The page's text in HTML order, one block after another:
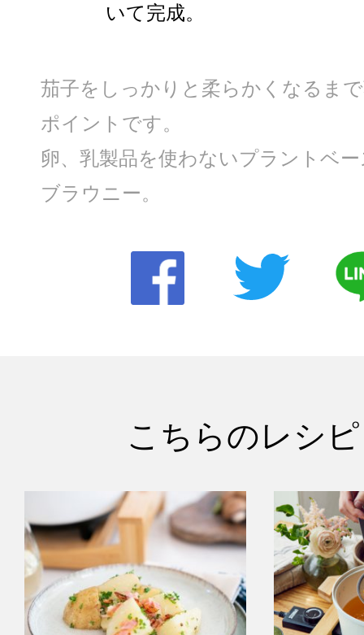
いて完成。
茄子をしっかりと柔らかくなるま
ポイントです。
卵、乳製品を使わないプラントベ
ブラウニー。
こちらのレシ